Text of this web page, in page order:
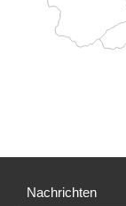
Nachrichten